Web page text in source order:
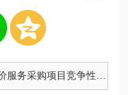
服务采购项目竞争性磋